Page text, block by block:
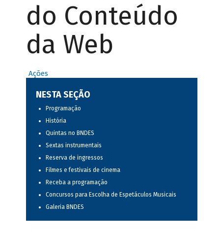
do Conteúdo
da Web
Ações
NESTA SEÇÃO
Programação
História
Quintas no BNDES
Sextas instrumentais
Reserva de ingressos
Filmes e festivais de cinema
Receba a programação
Concursos para Escolha de Espetáculos Musicais
Galeria BNDES